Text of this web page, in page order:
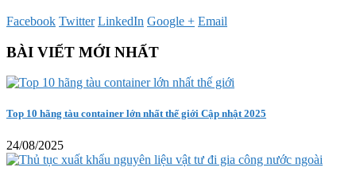
Facebook Twitter LinkedIn Google + Email
BÀI VIẾT MỚI NHẤT
Top 10 hãng tàu container lớn nhất thế giới Cập nhật 2025
24/08/2025